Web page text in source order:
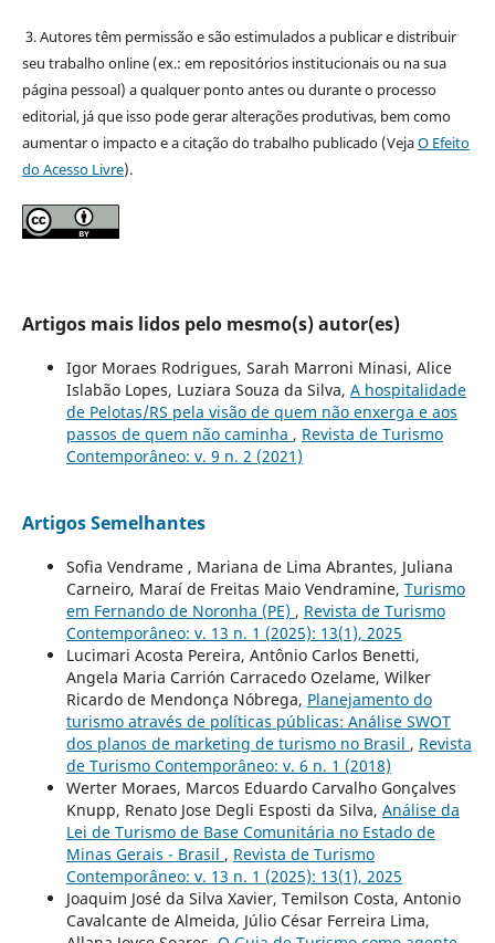
3. Autores têm permissão e são estimulados a publicar e distribuir
seu trabalho online (ex.: em repositórios institucionais ou na sua
página pessoal) a qualquer ponto antes ou durante o processo
editorial, já que isso pode gerar alterações produtivas, bem como
aumentar o impacto e a citação do trabalho publicado (VejaO Efeito
do Acesso Livre).
Artigos mais lidos pelo mesmo(s) autor(es)
Igor Moraes Rodrigues, Sarah Marroni Minasi, Alice
Islabão Lopes, Luziara Souza da Silva, A hospitalidade
de Pelotas/RS pela visão de quem não enxerga e aos
passos de quem não caminha , Revista de Turismo
Contemporâneo: v. 9 n. 2 (2021)
Artigos Semelhantes
Sofia Vendrame , Mariana de Lima Abrantes, Juliana
Carneiro, Maraí de Freitas Maio Vendramine, Turismo
em Fernando de Noronha (PE) , Revista de Turismo
Contemporâneo: v. 13 n. 1 (2025): 13(1), 2025
Lucimari Acosta Pereira, Antônio Carlos Benetti,
Angela Maria Carrión Carracedo Ozelame, Wilker
Ricardo de Mendonça Nóbrega, Planejamento do
turismo através de políticas públicas: Análise SWOT
dos planos de marketing de turismo no Brasil , Revista
de Turismo Contemporâneo: v. 6 n. 1 (2018)
Werter Moraes, Marcos Eduardo Carvalho Gonçalves
Knupp, Renato Jose Degli Esposti da Silva, Análise da
Lei de Turismo de Base Comunitária no Estado de
Minas Gerais - Brasil , Revista de Turismo
Contemporâneo: v. 13 n. 1 (2025): 13(1), 2025
Joaquim José da Silva Xavier, Temilson Costa, Antonio
Cavalcante de Almeida, Júlio César Ferreira Lima,